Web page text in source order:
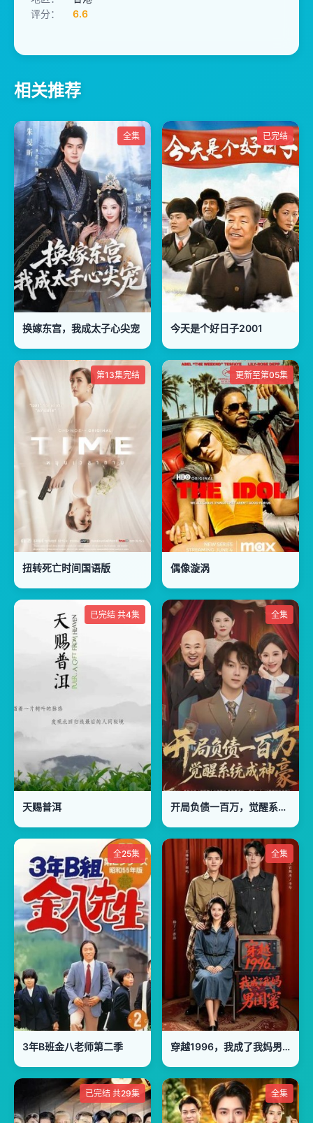
评分：
6.6
相关推荐
全集
换嫁东宫，我成太子心尖宠
已完结
今天是个好日子2001
第13集完结
扭转死亡时间国语版
更新至第05集
偶像漩涡
已完结 共4集
天赐普洱
全集
开局负债一百万，觉醒系统成神豪
全25集
3年B班金八老师第二季
全集
穿越1996，我成了我妈男闺蜜
已完结 共29集 全集